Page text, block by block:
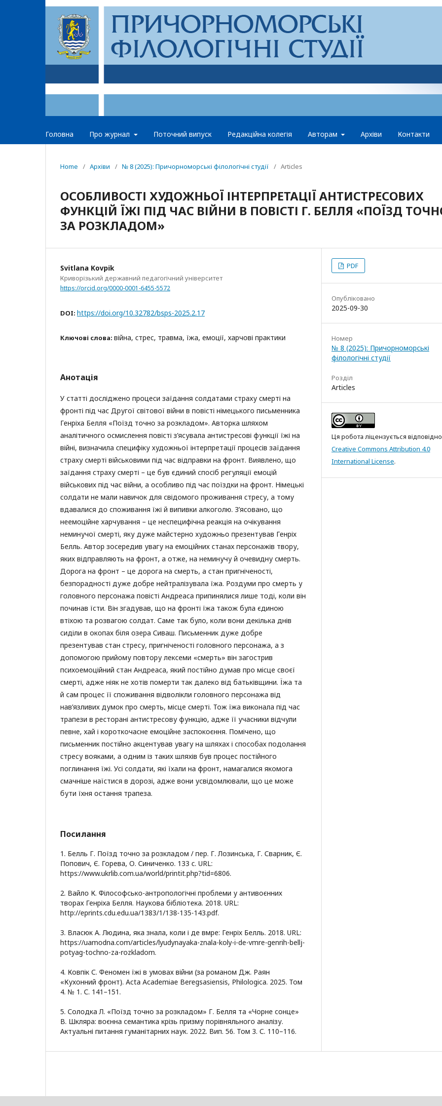
Головна Про журнал Поточний випуск Редакційна колегія Авторам Архіви Контакти
Home / Архіви / № 8 (2025): Причорноморські філологічні студії / Articles
ОСОБЛИВОСТІ ХУДОЖНЬОЇ ІНТЕРПРЕТАЦІЇ АНТИСТРЕСОВИХ
ФУНКЦІЙ ЇЖІ ПІД ЧАС ВІЙНИ В ПОВІСТІ Г. БЕЛЛЯ «ПОЇЗД
ЗА РОЗКЛАДОМ»
Svitlana Kovpik
Криворізький державний педагогічний університет
https://orcid.org/0000-0001-6455-5572
DOI: https://doi.org/10.32782/bsps-2025.2.17
Ключові слова: війна, стрес, травма, їжа, емоції, харчові практики
Анотація
У статті досліджено процеси заїдання солдатами страху смерті на
фронті під час Другої світової війни в повісті німецького письменника
Генріха Белля «Поїзд точно за розкладом». Авторка шляхом
аналітичного осмислення повісті з’ясувала антистресові функції їжі на
війні, визначила специфіку художньої інтерпретації процесів заїдання
страху смерті військовими під час відправки на фронт. Виявлено, що
заїдання страху смерті – це був єдиний спосіб регуляції емоцій
військових під час війни, а особливо під час поїздки на фронт. Німецькі
солдати не мали навичок для свідомого проживання стресу, а тому
вдавалися до споживання їжі й випивки алкоголю. З’ясовано, що
неемоційне харчування – це неспецифічна реакція на очікування
неминучої смерті, яку дуже майстерно художньо презентував Генріх
Белль. Автор зосередив увагу на емоційних станах персонажів твору,
яких відправляють на фронт, а отже, на неминучу й очевидну смерть.
Дорога на фронт – це дорога на смерть, а стан пригніченості,
безпорадності дуже добре нейтралізувала їжа. Роздуми про смерть у
головного персонажа повісті Андреаса припинялися лише тоді, коли він
починав їсти. Він згадував, що на фронті їжа також була єдиною
втіхою та розвагою солдат. Саме так було, коли вони декілька днів
сиділи в окопах біля озера Сиваш. Письменник дуже добре
презентував стан стресу, пригніченості головного персонажа, а з
допомогою прийому повтору лексеми «смерть» він загострив
психоемоційний стан Андреаса, який постійно думав про місце своєї
смерті, адже ніяк не хотів померти так далеко від батьківщини. Їжа та
й сам процес її споживання відволікли головного персонажа від
нав’язливих думок про смерть, місце смерті. Тож їжа виконала під час
трапези в ресторані антистресову функцію, адже її учасники відчули
певне, хай і короткочасне емоційне заспокоєння. Помічено, що
письменник постійно акцентував увагу на шляхах і способах подолання
стресу вояками, а одним із таких шляхів був процес постійного
поглинання їжі. Усі солдати, які їхали на фронт, намагалися якомога
смачніше наїстися в дорозі, адже вони усвідомлювали, що це може
бути їхня остання трапеза.
Посилання
1. Белль Г. Поїзд точно за розкладом / пер. Г. Лозинська, Г. Сварник, Є.
Попович, Є. Горева, О. Синиченко. 133 с. URL:
https://www.ukrlib.com.ua/world/printit.php?tid=6806.
2. Вайло К. Філософсько-антропологічні проблеми у антивоєнних
творах Генріха Белля. Наукова бібліотека. 2018. URL:
http://eprints.cdu.edu.ua/1383/1/138-135-143.pdf.
3. Власюк А. Людина, яка знала, коли і де вмре: Генріх Белль. 2018. URL:
https://uamodna.com/articles/lyudynayaka-znala-koly-i-de-vmre-genrih-bellj-
potyag-tochno-za-rozkladom.
4. Ковпік С. Феномен їжі в умовах війни (за романом Дж. Раян
«Кухонний фронт). Acta Academiae Beregsasiensis, Philologica. 2025. Том
4. № 1. С. 141–151.
5. Солодка Л. «Поїзд точно за розкладом» Г. Белля та «Чорне сонце»
В. Шкляра: воєнна семантика крізь призму порівняльного аналізу.
Актуальні питання гуманітарних наук. 2022. Вип. 56. Том 3. С. 110–116.
PDF
Опубліковано
2025-09-30
Номер
№ 8 (2025): Причорноморські
філологічні студії
Розділ
Articles
Ця робота ліцензується
Creative Commons Attribution 4.0
International License.